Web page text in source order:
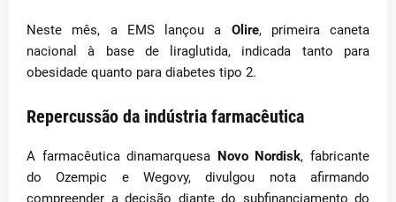
Neste mês, a EMS lançou a Olire, primeira caneta
nacional à base de liraglutida, indicada tanto para
obesidade quanto para diabetes tipo 2.
Repercussão da indústria farmacêutica
A farmacêutica dinamarquesa Novo Nordisk, fabricante
do Ozempic e Wegovy, divulgou nota afirmando
compreender a decisão diante do subfinanciamento do